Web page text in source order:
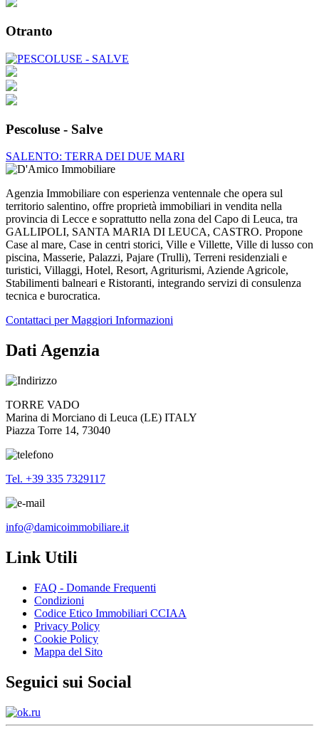
Otranto
Pescoluse - Salve
SALENTO: TERRA DEI DUE MARI
Agenzia Immobiliare con esperienza ventennale che opera sul
territorio salentino, offre proprietà immobiliari in vendita nella
provincia di Lecce e soprattutto nella zona del Capo di Leuca, tra
GALLIPOLI, SANTA MARIA DI LEUCA, CASTRO. Propone
Case al mare, Case in centri storici, Ville e Villette, Ville di lusso con
piscina, Masserie, Palazzi, Pajare (Trulli), Terreni residenziali e
turistici, Villaggi, Hotel, Resort, Agriturismi, Aziende Agricole,
Stabilimenti balneari e Ristoranti, integrando servizi di consulenza
tecnica e burocratica.
Contattaci per Maggiori Informazioni
Dati Agenzia
TORRE VADO
Marina di Morciano di Leuca (LE) ITALY
Piazza Torre 14, 73040
Tel. +39 335 7329117
info@damicoimmobiliare.it
Link Utili
FAQ - Domande Frequenti
Condizioni
Codice Etico Immobiliari CCIAA
Privacy Policy
Cookie Policy
Mappa del Sito
Seguici sui Social